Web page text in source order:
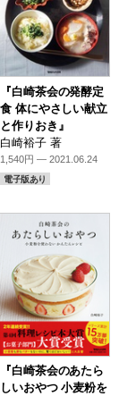
『白崎茶会の発酵定
食 体にやさしい献立
と作りおき』
白崎裕子 著
1,540円 — 2021.06.24
電子版あり
『白崎茶会のあたら
しいおやつ 小麦粉を